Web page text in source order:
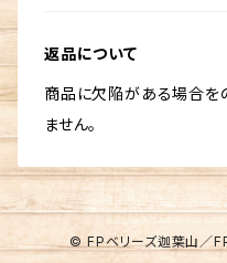
返品について
商品に欠陥がある場合を
ません。
© FPベリーズ迦葉山／